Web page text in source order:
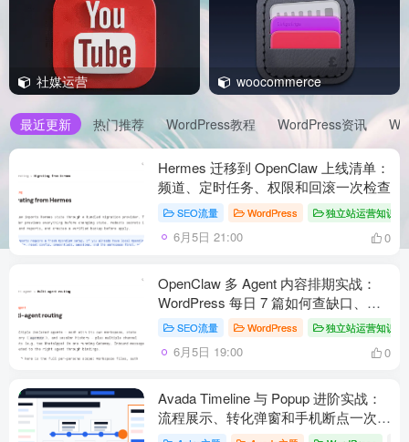
社媒运营 woocommerce
最近更新 热门推荐 WordPress教程 WordPress资讯
Hermes 迁移到 OpenClaw 上线清单：
频道、定时任务、权限和回滚一次检查
SEO流量 WordPress 独立站运营知识点
6月5日 21:00 0
OpenClaw 多 Agent 内容排期实战：
WordPress 每日 7 篇如何查缺口、补
空位和防漏发
SEO流量 WordPress 独立站运营知识点
6月5日 19:00 0
Avada Timeline 与 Popup 进阶实战：
流程展示、转化弹窗和手机断点一次理
顺